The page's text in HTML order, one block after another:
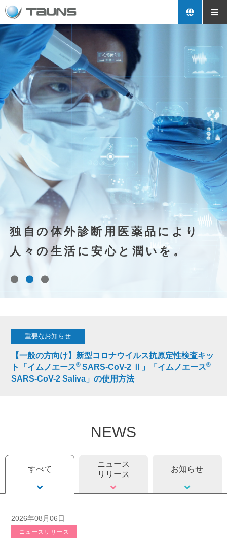
独自の体外診断用医薬品により
人々の生活に安心と潤いを。
重要なお知らせ
【一般の方向け】新型コロナウイルス抗原定性検査キッ
ト「イムノエース® SARS-CoV-2 Ⅱ」「イムノエース®
SARS-CoV-2 Saliva」の使用方法
NEWS
すべて
ニュース
リリース
お知らせ
2026年08月06日
ニュースリリース